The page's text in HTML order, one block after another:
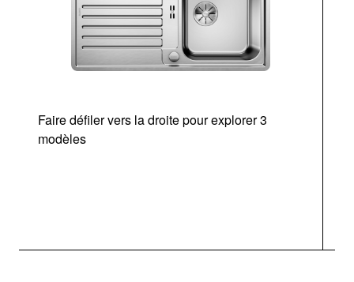
Faire défiler vers la droite pour explorer 3
modèles